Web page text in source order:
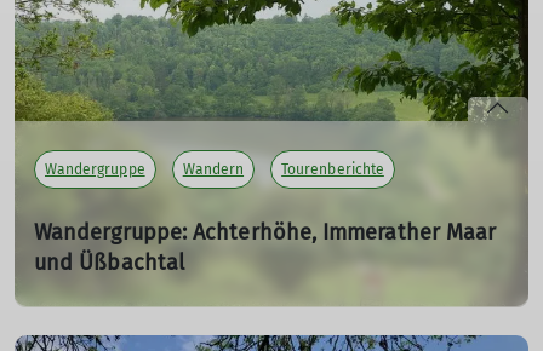
Baumbach.
mehr erfahren
Wandergruppe Wandern Tourenberichte
Wandergruppe: Achterhöhe, Immerather Maar
und Üßbachtal
02.06.2024
Rundwanderung im Naturpark Vulkaneifel in nähe